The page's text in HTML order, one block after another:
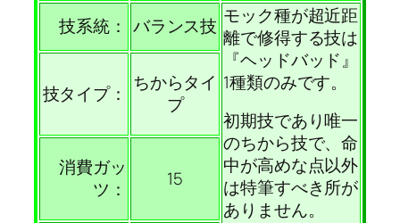
技系統： バランス技 モック種が超近距
離で修得する技は
『ヘッドバッド』
1種類のみです。
初期技であり唯一
のちから技で、命
中が高めな点以外
は特筆すべき所が
ありません。
技タイプ：
ちからタイ
プ
消費ガッ
ツ：
15